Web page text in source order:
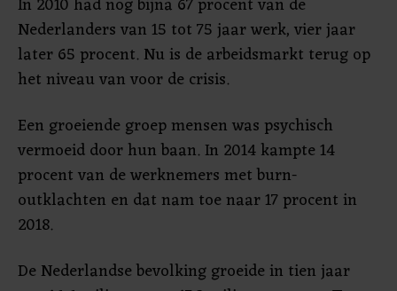
Nederlanders van 15 tot 75 jaar werk, vier jaar
later 65 procent. Nu is de arbeidsmarkt terug op
het niveau van voor de crisis.
Een groeiende groep mensen was psychisch
vermoeid door hun baan. In 2014 kampte 14
procent van de werknemers met burn-
outklachten en dat nam toe naar 17 procent in
2018.
De Nederlandse bevolking groeide in tien jaar